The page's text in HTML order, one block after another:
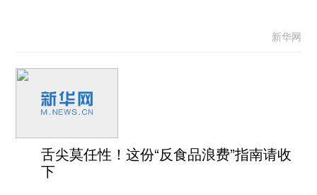
新华网
舌尖莫任性！这份“反食品浪费”指南请收
下